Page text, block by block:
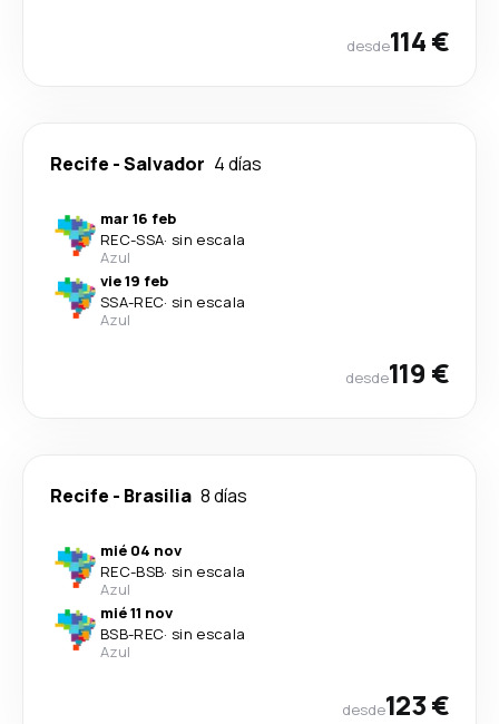
desde114 €
Recife -Salvador 4 días
mar 16 feb
REC-SSA· sin escala
Azul
vie 19 feb
SSA-REC· sin escala
Azul
desde119 €
Recife - Brasilia 8 días
mié 04 nov
REC-BSB· sin escala
Azul
mié 11 nov
BSB-REC· sin escala
Azul
desde123 €